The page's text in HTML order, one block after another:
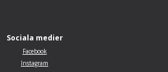
Sociala medier
Facebook
Instagram